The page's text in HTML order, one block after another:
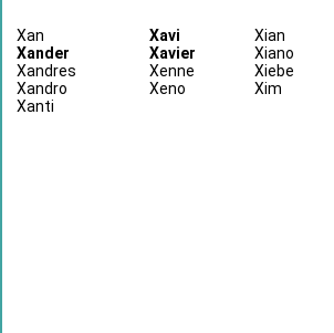
Xan
Xander
Xandres
Xandro
Xanti
Xavi
Xavier
Xenne
Xeno
Xian
Xiano
Xiebe
Xim